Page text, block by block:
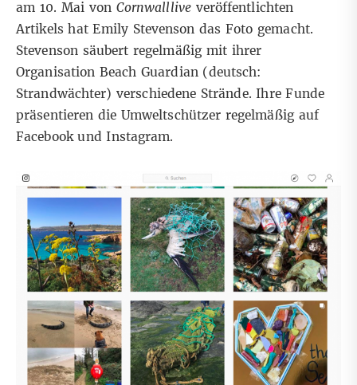
am 10. Mai von Cornwalllive veröffentlichten
Artikels hat Emily Stevenson das Foto gemacht.
Stevenson säubert regelmäßig mit ihrer
Organisation Beach Guardian (deutsch:
Strandwächter) verschiedene Strände. Ihre Funde
präsentieren die Umweltschützer regelmäßig auf
Facebook und Instagram.